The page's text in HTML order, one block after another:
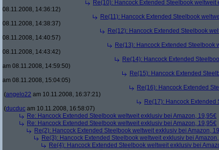
Re(10): Hancock Extended Steelbook weltweit
08.11.2008, 14:36:12)
Re(11): Hancock Extended Steelbook
08.11.2008, 14:38:37)
Re(12): Hancock Extended Steelbook
08.11.2008, 14:40:57)
Re(13): Hancock Extended Steelbook
08.11.2008, 14:43:42)
Re(14): Hancock Extended
am 08.11.2008, 14:59:50)
Re(15): Hancock Extended
am 08.11.2008, 15:04:05)
Re(16): Hancock Extended
(angelo22 am 10.11.2008, 16:37:21)
Re(17): Hancock
(ducduc am 10.11.2008, 16:58:07)
Re: Hancock Extended Steelbook weltweit exklusiv bei Amazon, 19,95€
Re: Hancock Extended Steelbook weltweit exklusiv bei Amazon, 19,95€
Re(2): Hancock Extended Steelbook weltweit exklusiv bei Amazon,
Re(3): Hancock Extended Steelbook weltweit exklusiv bei
Re(4): Hancock Extended Steelbook weltweit exklusiv bei